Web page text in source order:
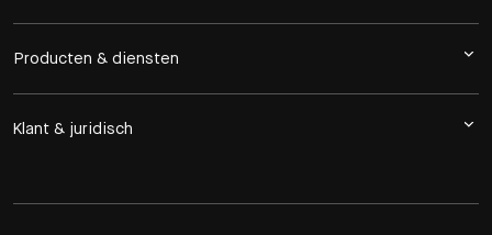
Producten & diensten
Klant & juridisch